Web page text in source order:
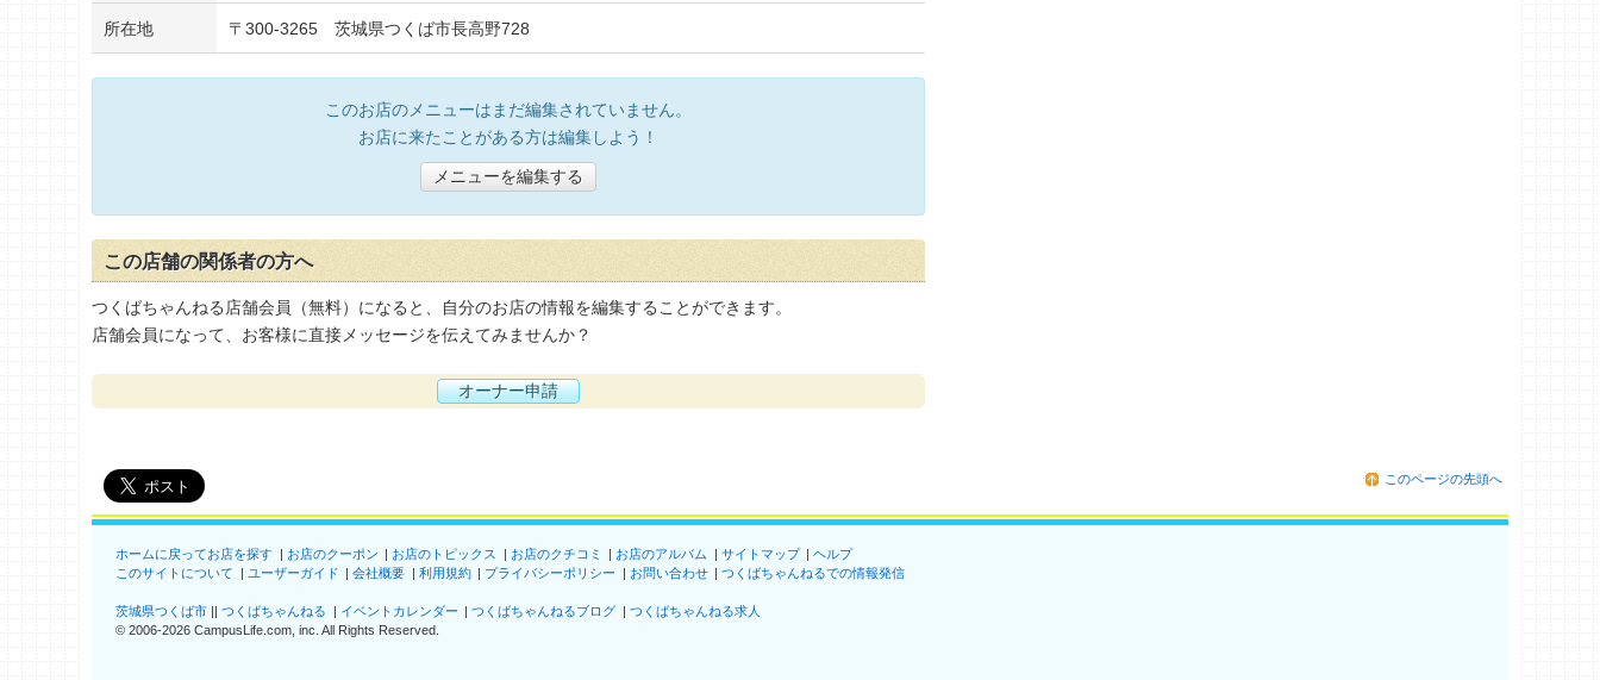
所在地 〒 300-3265 茨城県つくば市長高野728
このお店のメニューはまだ編集されていません。
お店に来たことがある方は編集しよう！
メニューを編集する
この店舗の関係者の方へ
つくばちゃんねる店舗会員（無料）になると、自分のお店の情報を編集することができます。
店舗会員になって、お客様に直接メッセージを伝えてみませんか？
オーナー申請
このページの先頭へ
ホームに戻ってお店を探す お店のクーポン お店のトピックス お店のクチコミ お店のアルバム サイトマップ
ヘルプ
このサイトについて
ユーザーガイド 会社概要 利用規約 プライバシーポリシー お問い合わせ つくばちゃんねるでの情報発信
茨城県つくば市 つくばちゃんねる イベントカレンダー つくばちゃんねるブログ
つくばちゃんねる求人
© 2006-2026 CampusLife.com, inc. All Rights Reserved